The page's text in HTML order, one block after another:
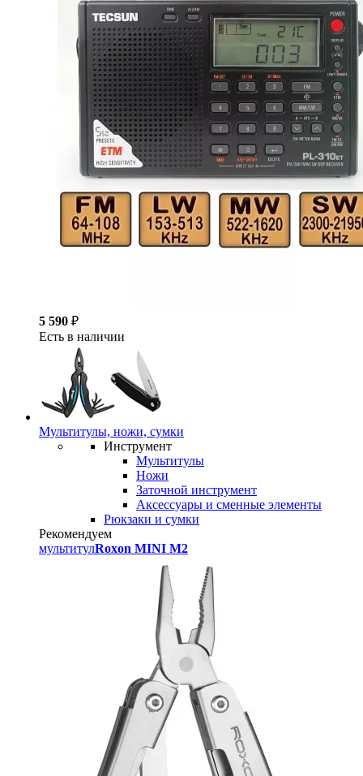
5 590 ₽
Есть в наличии
Мультитулы, ножи, сумки
Инструмент
Мультитулы
Ножи
Заточной инструмент
Аксессуары и сменные элементы
Рюкзаки и сумки
Рекомендуем
мультитулRoxon MINI M2